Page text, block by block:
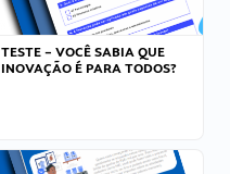
TESTE – VOCÊ SABIA QUE
INOVAÇÃO É PARA TODOS?